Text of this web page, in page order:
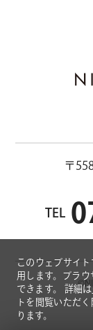
〒
TEL
このウェブサイ
用します。ブラ
できます。
詳細は
トを閲覧いただ
ります。